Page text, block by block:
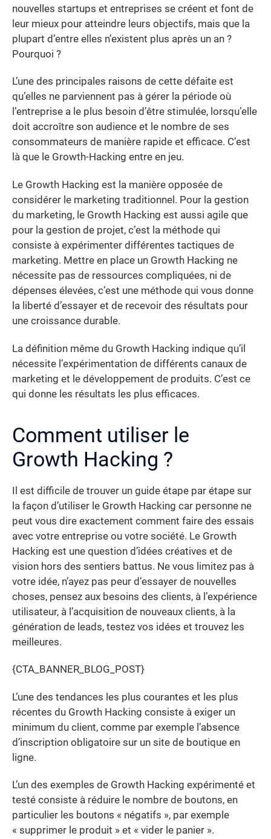
nouvelles startups et entreprises se créent et font de
leur mieux pour atteindre leurs objectifs, mais que la
plupart d’entre elles n’existent plus après un an ?
Pourquoi ?
L’une des principales raisons de cette défaite est
qu’elles ne parviennent pas à gérer la période où
l’entreprise a le plus besoin d’être stimulée, lorsqu’elle
doit accroître son audience et le nombre de ses
consommateurs de manière rapide et efficace. C’est
là que le Growth-Hacking entre en jeu.
Le Growth Hacking est la manière opposée de
considérer le marketing traditionnel. Pour la gestion
du marketing, le Growth Hacking est aussi agile que
pour la gestion de projet, c’est la méthode qui
consiste à expérimenter différentes tactiques de
marketing. Mettre en place un Growth Hacking ne
nécessite pas de ressources compliquées, ni de
dépenses élevées, c’est une méthode qui vous donne
la liberté d’essayer et de recevoir des résultats pour
une croissance durable.
La définition même du Growth Hacking indique qu’il
nécessite l’expérimentation de différents canaux de
marketing et le développement de produits. C’est ce
qui donne les résultats les plus efficaces.
Comment utiliser le
Growth Hacking ?
Il est difficile de trouver un guide étape par étape sur
la façon d’utiliser le Growth Hacking car personne ne
peut vous dire exactement comment faire des essais
avec votre entreprise ou votre société. Le Growth
Hacking est une question d’idées créatives et de
vision hors des sentiers battus. Ne vous limitez pas à
votre idée, n’ayez pas peur d’essayer de nouvelles
choses, pensez aux besoins des clients, à l’expérience
utilisateur, à l’acquisition de nouveaux clients, à la
génération de leads, testez vos idées et trouvez les
meilleures.
{CTA_BANNER_BLOG_POST}
L’une des tendances les plus courantes et les plus
récentes du Growth Hacking consiste à exiger un
minimum du client, comme par exemple l’absence
d’inscription obligatoire sur un site de boutique en
ligne.
L’un des exemples de Growth Hacking expérimenté et
testé consiste à réduire le nombre de boutons, en
particulier les boutons « négatifs », par exemple
« supprimer le produit » et « vider le panier ».